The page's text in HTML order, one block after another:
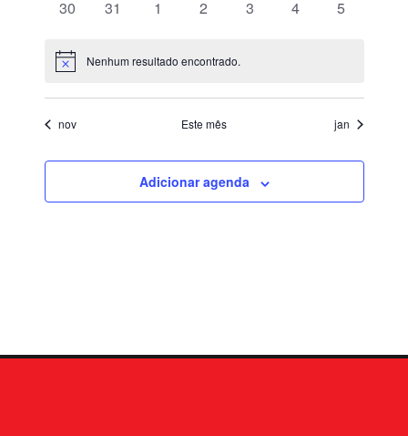
de
0
30
0
31
0
1
0
2
0
3
0
4
0
5
Notice Nenhum resultado encontrado.
nov Este mês jan
Adicionar agenda